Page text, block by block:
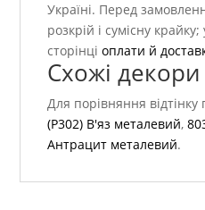
Україні. Перед
розкрій і сумісну
сторінціоплати й
Схожі декори
Для порівняння
(P302) В'яз металевий,
Антрацит металевий.